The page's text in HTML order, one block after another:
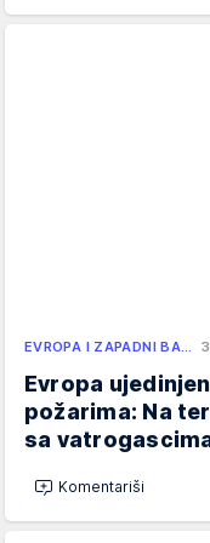
EVROPA I ZAPADNI BA…
Evropa
požarima: Na
sa
Komentariši